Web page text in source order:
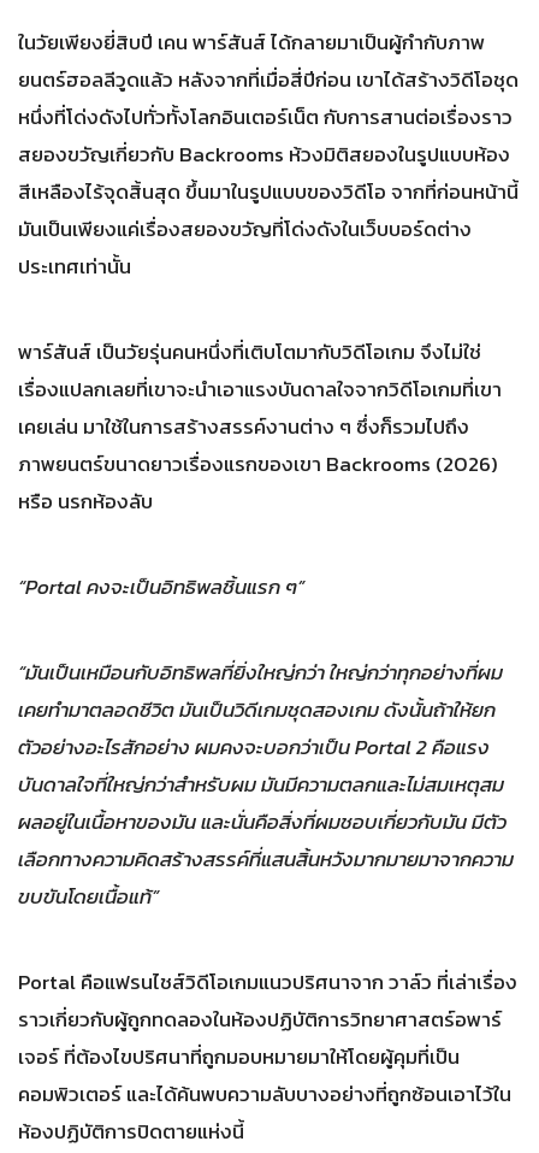
ในวัยเพียงยี่สิบปี เคน พาร์สันส์ ได้กลายมาเป็นผู้กำกับภาพ
ยนตร์ฮอลลีวูดแล้ว หลังจากที่เมื่อสี่ปีก่อน เขาได้สร้างวิดีโอชุด
หนึ่งที่โด่งดังไปทั่วทั้งโลกอินเตอร์เน็ต กับการสานต่อเรื่องราว
สยองขวัญเกี่ยวกับ Backrooms ห้วงมิติสยองในรูปแบบห้อง
สีเหลืองไร้จุดสิ้นสุด ขึ้นมาในรูปแบบของวิดีโอ จากที่ก่อนหน้านี้
มันเป็นเพียงแค่เรื่องสยองขวัญที่โด่งดังในเว็บบอร์ดต่าง
ประเทศเท่านั้น
พาร์สันส์ เป็นวัยรุ่นคนหนึ่งที่เติบโตมากับวิดีโอเกม จึงไม่ใช่
เรื่องแปลกเลยที่เขาจะนำเอาแรงบันดาลใจจากวิดีโอเกมที่เขา
เคยเล่น มาใช้ในการสร้างสรรค์งานต่าง ๆ ซึ่งก็รวมไปถึง
ภาพยนตร์ขนาดยาวเรื่องแรกของเขา Backrooms (2026)
หรือ นรกห้องลับ
“Portal คงจะเป็นอิทธิพลชิ้นแรก ๆ”
“มันเป็นเหมือนกับอิทธิพลที่ยิ่งใหญ่กว่า ใหญ่กว่าทุกอย่างที่ผม
เคยทำมาตลอดชีวิต มันเป็นวิดีเกมชุดสองเกม ดังนั้นถ้าให้ยก
ตัวอย่างอะไรสักอย่าง ผมคงจะบอกว่าเป็น Portal 2 คือแรง
บันดาลใจที่ใหญ่กว่าสำหรับผม มันมีความตลกและไม่สมเหตุสม
ผลอยู่ในเนื้อหาของมัน และนั่นคือสิ่งที่ผมชอบเกี่ยวกับมัน มีตัว
เลือกทางความคิดสร้างสรรค์ที่แสนสิ้นหวังมากมายมาจากความ
ขบขันโดยเนื้อแท้”
Portal คือแฟรนไชส์วิดีโอเกมแนวปริศนาจาก วาล์ว ที่เล่าเรื่อง
ราวเกี่ยวกับผู้ถูกทดลองในห้องปฏิบัติการวิทยาศาสตร์อพาร์
เจอร์ ที่ต้องไขปริศนาที่ถูกมอบหมายมาให้โดยผู้คุมที่เป็น
คอมพิวเตอร์ และได้ค้นพบความลับบางอย่างที่ถูกซ้อนเอาไว้ใน
ห้องปฏิบัติการปิดตายแห่งนี้